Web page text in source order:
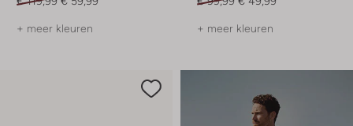
+ meer kleuren + meer kleuren